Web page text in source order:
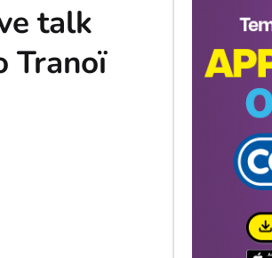
talk
Tranoï